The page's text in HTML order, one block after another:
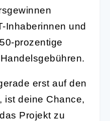
Inhaberinnen und
prozentige
erst auf den
ist deine Chance,
Projekt zu